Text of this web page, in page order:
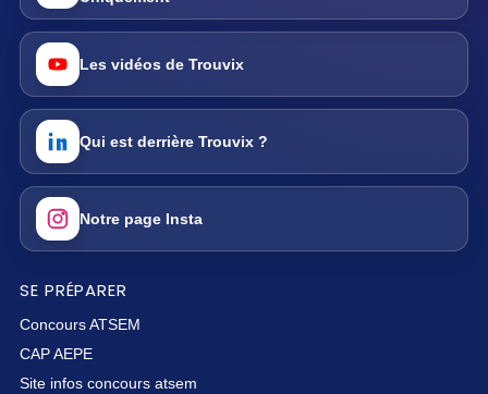
Les vidéos de Trouvix
Qui est derrière Trouvix ?
Notre page Insta
SE PRÉPARER
Concours ATSEM
CAP AEPE
Site infos concours atsem